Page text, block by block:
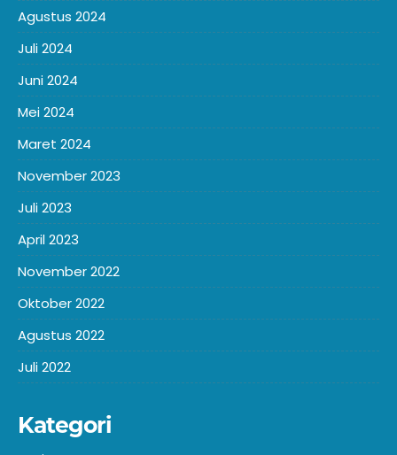
Agustus 2024
Juli 2024
Juni 2024
Mei 2024
Maret 2024
November 2023
Juli 2023
April 2023
November 2022
Oktober 2022
Agustus 2022
Juli 2022
Kategori